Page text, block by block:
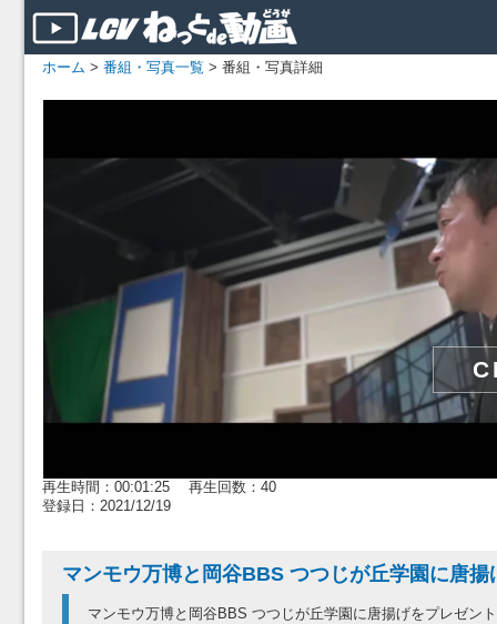
ホーム > 番組・写真一覧 > 番組・写真詳細
再生時間：00:01:25 再生回数：40
登録日：2021/12/19
マンモウ万博と岡谷BBS つつじが丘学園に唐揚
マンモウ万博と岡谷BBS つつじが丘学園に唐揚げをプレゼント